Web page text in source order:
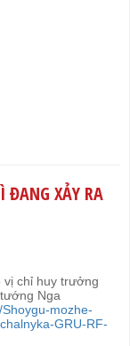
ĐANG XẢY RA
vị chỉ huy trưởng
Nga
mozhe-
GRU-RF-